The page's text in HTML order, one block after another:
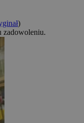
)
zadowoleniu.